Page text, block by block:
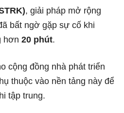
, giải pháp mở rộng
bất ngờ gặp sự cố khi
hơn 20 phút.
cộng đồng nhà phát triển
thuộc vào nền tảng này để
tập trung.